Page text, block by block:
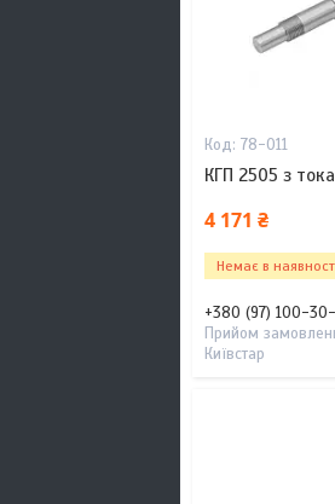
78-011
КГП 2505 з
4 171 ₴
Немає в
+380 (97) 100-
Прийом
Київстар